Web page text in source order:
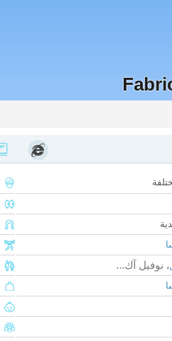
، نوفيل آك...